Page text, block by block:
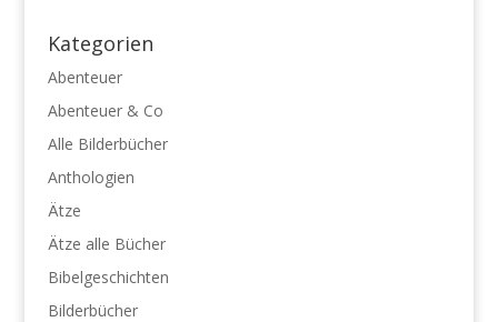
Kategorien
Abenteuer
Abenteuer & Co
Alle Bilderbücher
Anthologien
Ätze
Ätze alle Bücher
Bibelgeschichten
Bilderbücher